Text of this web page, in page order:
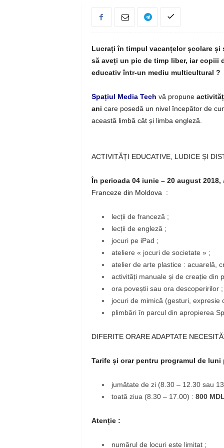
Lucrați în timpul vacanțelor școlare
să aveți un pic de timp liber, iar copiii
educativ într-un mediu multicultural ?
Spațiul Media Tech vă propune
ani care posedă un nivel începător de
această limbă cât și limba engleză.
ACTIVITĂȚI EDUCATIVE, LUDICE ȘI
În perioada 04 iunie – 20 august 2018,
Franceze din Moldova
:
lecții de franceză ;
lecții de engleză ;
jocuri pe iPad ;
ateliere « jocuri de societate » ;
atelier de arte plastice : acuarelă,
activități manuale și de creație din
ora poveștii sau ora descoperirilor ;
jocuri de mimică (gesturi, expresie
plimbări în parcul din apropierea
DIFERITE ORARE ADAPTATE
Tarife și orar pentru programul de luni
jumătate de zi (8.30 – 12.30 sau
toată ziua (8.30 – 17.00) : 800
Atenție :
numărul de locuri este limitat ;